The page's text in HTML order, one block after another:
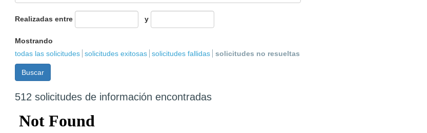
Realizadas entre y
Mostrando
todas las solicitudes solicitudes exitosas solicitudes fallidas solicitudes no resueltas
512 solicitudes de información encontradas